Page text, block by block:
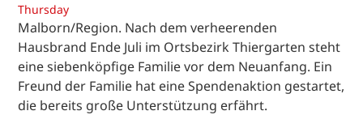
Thursday
Malborn/Region. Nach dem verheerenden
Hausbrand Ende Juli im Ortsbezirk Thiergarten steht
eine siebenköpfige Familie vor dem Neuanfang. Ein
Freund der Familie hat eine Spendenaktion gestartet,
die bereits große Unterstützung erfährt.